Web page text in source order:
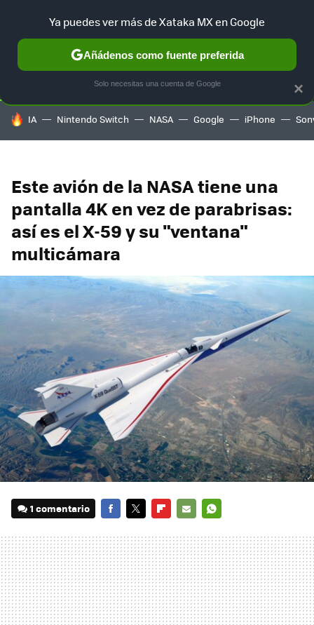
SELECCIÓN GAMING HOME AUTO TERRITORIO
HOY SE HABLA DE
IA Nintendo Switch NASA Google iPhone
Este avión de la NASA tiene una
pantalla 4K en vez de parabrisas:
así es el X-59 y su "ventana"
multicámara
1 comentario
MAIL
×
Ya puedes ver más de Xataka MX en Google
Añádenos como fuente preferida
Solo necesitas una cuenta de Google